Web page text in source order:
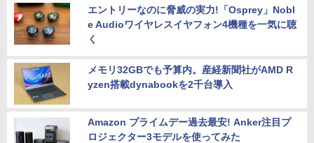
エントリーなのに脅威の実力!「Osprey」Nobl
e Audioワイヤレスイヤフォン4機種を一気に聴
く
メモリ32GBでも予算内。産経新聞社がAMD R
yzen搭載dynabookを2千台導入
Amazon プライムデー過去最安! Anker注目プ
ロジェクター3モデルを使ってみた